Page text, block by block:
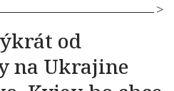
od
na Ukrajine